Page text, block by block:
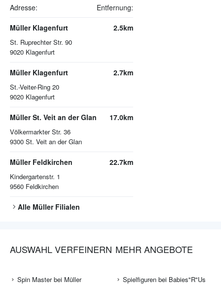
Adresse: Entfernung:
Müller Klagenfurt
St. Ruprechter Str. 90
9020 Klagenfurt
2.5km
Müller Klagenfurt
St.-Veiter-Ring 20
9020 Klagenfurt
2.7km
Müller St. Veit an der Glan
Völkermarkter Str. 36
9300 St. Veit an der Glan
17.0km
Müller Feldkirchen
Kindergartenstr. 1
9560 Feldkirchen
22.7km
Alle MüllerFilialen
AUSWAHL VERFEINERN
Spin Master bei Müller
MEHR ANGEBOTE
Spielfiguren bei Babies"R"Us